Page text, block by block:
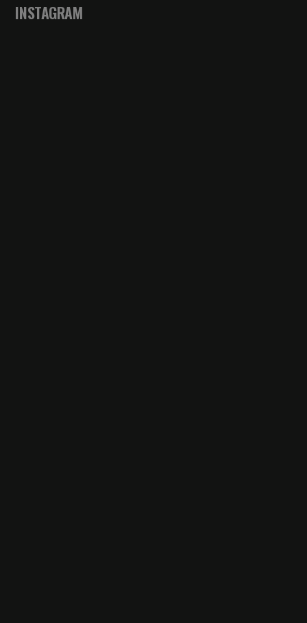
INSTAGRAM